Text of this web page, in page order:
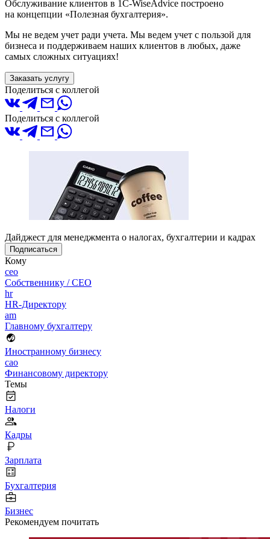
Обслуживание клиентов в 1С-WiseAdvice построено
на концепции «Полезная бухгалтерия».
Мы не ведем учет ради учета. Мы ведем учет с пользой для
бизнеса и поддерживаем наших клиентов в любых, даже
самых сложных ситуациях!
Заказать услугу
Поделиться с коллегой
Поделиться с коллегой
Дайджест для менеджмента о налогах, бухгалтерии и кадрах
Подписаться
Кому
ceo
Собственнику / CEO
hr
HR-Директору
am
Главному бухгалтеру
Иностранному бизнесу
cao
Финансовому директору
Темы
Налоги
Кадры
Зарплата
Бухгалтерия
Бизнес
Рекомендуем почитать